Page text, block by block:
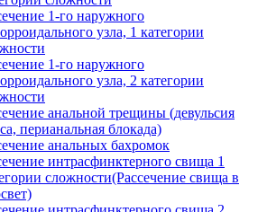
1-го наружного
узла, 1 категории
1-го наружного
узла, 2 категории
анальной трещины (девульсия
перианальная блокада)
анальных бахромок
интрасфинктерного свища 1
сложности(Рассечение свища в